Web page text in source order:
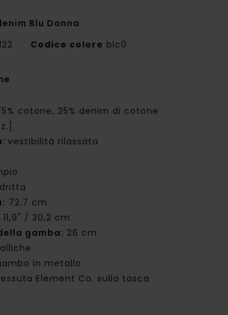
Blu Donna
Codice colore blc0
cotone, 25% denim di cotone
vestibilità rilassata
72.7 cm
/ 30,2 cm
gamba: 26 cm
in metallo
Element Co. sulla tasca